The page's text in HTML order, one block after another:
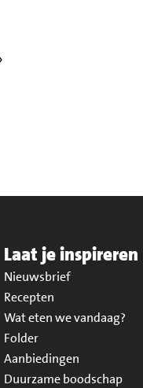
Laat je inspireren
Nieuwsbrief
Recepten
Wat eten we vandaag?
Folder
Aanbiedingen
Duurzame boodschap